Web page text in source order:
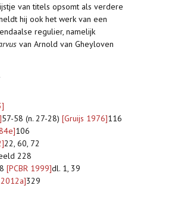
van titels opsomt als verdere
hij ook het werk van een
regulier, namelijk
van Arnold van Gheyloven
57-58 (n. 27-28) [Gruijs 1976]116
106
22, 60, 72
228
[PCBR 1999]dl. 1, 39
329